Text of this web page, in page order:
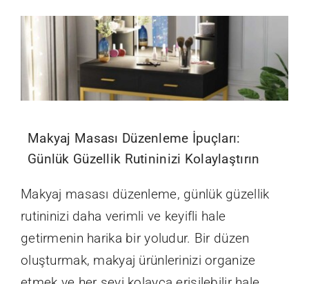
Makyaj Masası Düzenleme İpuçları:
Günlük Güzellik Rutininizi Kolaylaştırın
Makyaj masası düzenleme, günlük güzellik
rutininizi daha verimli ve keyifli hale
getirmenin harika bir yoludur. Bir düzen
oluşturmak, makyaj ürünlerinizi organize